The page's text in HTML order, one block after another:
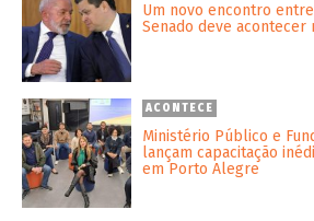
Um novo encontro
Senado deve acontecer
ACONTECE
Ministério Público e
lançam capacitação
em Porto Alegre